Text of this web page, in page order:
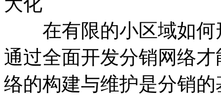
在有限的小区域如何
通过全面开发分销网络
络的构建与维护是分销